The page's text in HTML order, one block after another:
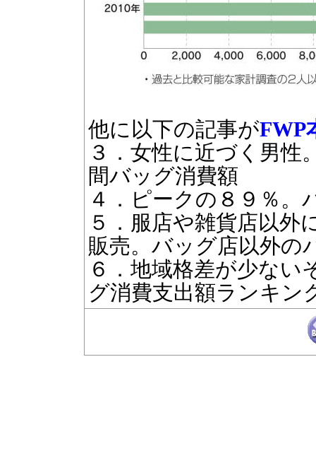
他に以下の記事がFWP
３．女性に近づく男性
間バッグ消費額
４．ピークの８９％。
５．服店や雑貨店以外
販売。バッグ店以外の
６．地域格差が少ない
グ消費支出額ランキン